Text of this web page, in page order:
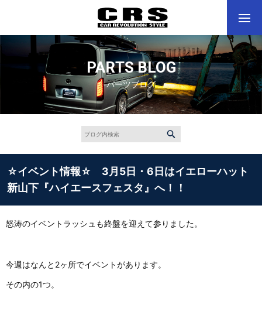
PARTS BLOG
パーツブログ
☆イベント情報☆ 3月5日・6日はイエローハット
新山下『ハイエースフェスタ』へ！！
怒涛のイベントラッシュも終盤を迎えて参りました。
今週はなんと2ヶ所でイベントがあります。
その内の1つ。